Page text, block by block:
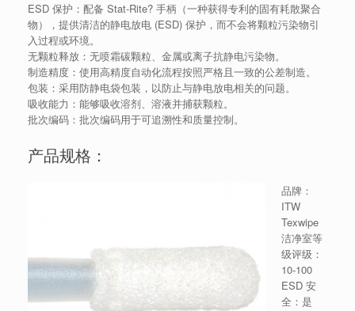
ESD 保护：配备 Stat-Rite? 手柄（一种获得专利的固有耗散聚合
物），提供清洁的静电放电 (ESD) 保护，而不会将颗粒污染物引
入过程或环境。
无颗粒释放：无喷霜碳颗粒、金属或离子抗静电污染物。
制造精度：使用高精度自动化流程按照严格且一致的公差制造。
包装：采用防静电袋包装，以防止与静电放电相关的问题。
吸收能力：能够吸收溶剂、溶液并捕获颗粒。
批次编码：批次编码用于可追溯性和质量控制。
产品规格：
品牌：
ITW
Texwipe
洁净室等
级评级：
10-100
ESD 安
全：是